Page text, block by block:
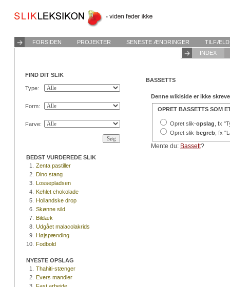
FORSIDEN PROJEKTER SENESTE ÆNDRINGER
INDEX
FIND DIT SLIK
Type:
Form:
Farve:
BEDST VURDEREDE SLIK
1.
Zenta pastiller
2. Dino stang
3. Lossepladsen
4. Kehlet chokolade
5. Hollandske drop
6. Skønne sild
7. Bildæk
8. Udgået malacolakrids
9. Højspænding
10. Fodbold
NYESTE OPSLAG
1.
Thahiti-stænger
2. Evers mandler
BASSETTS
Denne wikiside er ikke
OPRET BASSETTS SOM
Opret slik-opslag , fx
Opret slik-begreb, fx
Mente du: Bassett?